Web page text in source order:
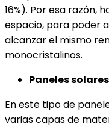
16%). Por esa razón,
espacio, para poder
alcanzar el mismo
monocristalinos.
Paneles
En este tipo de
varias capas de